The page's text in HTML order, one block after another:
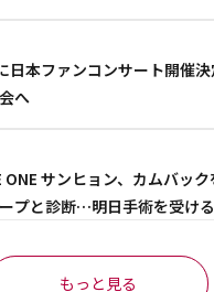
日本ファンコンサート開催
へ
ONE サンヒョン、カムバッ
プと診断…明日手術を受ける
もっと見る